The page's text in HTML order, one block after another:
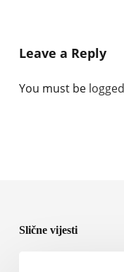
Leave a Reply
You must be
Slične vijesti